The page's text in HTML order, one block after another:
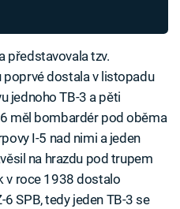
představovala tzv.
poprvé dostala v listopadu
jednoho TB-3 a pěti
měl bombardér pod oběma
I-5 nad nimi a jeden
na hrazdu pod trupem
v roce 1938 dostalo
SPB, tedy jeden TB-3 se